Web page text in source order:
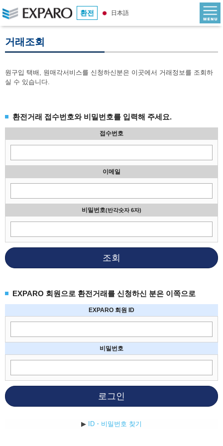
환전 日本語
거래조회
원구입 택배, 원매각서비스를 신청하신분은 이곳에서 거래정보를 조회하
실 수 있습니다.
환전거래 접수번호와 비밀번호를 입력해 주세요.
접수번호
이메일
비밀번호(반각숫자 6자)
조회
EXPARO 회원으로 환전거래를 신청하신 분은 이쪽으로
EXPARO 회원 ID
비밀번호
로그인
▶ ID・비밀번호 찾기